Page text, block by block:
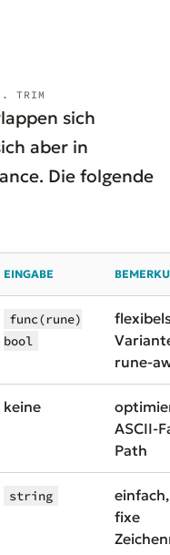
TRIM
sich
aber in
Die folgende
EINGABE
func(rune)
bool
rune-
keine
ASCII-
Path
string
fixe